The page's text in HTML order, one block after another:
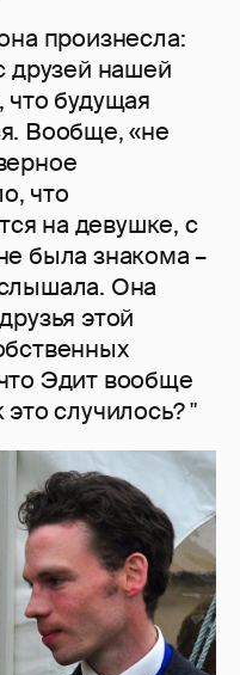
произнесла:
друзей нашей
что будущая
Вообще, «не
что
на девушке, с
была знакома –
Она
этой
Эдит вообще
случилось? "